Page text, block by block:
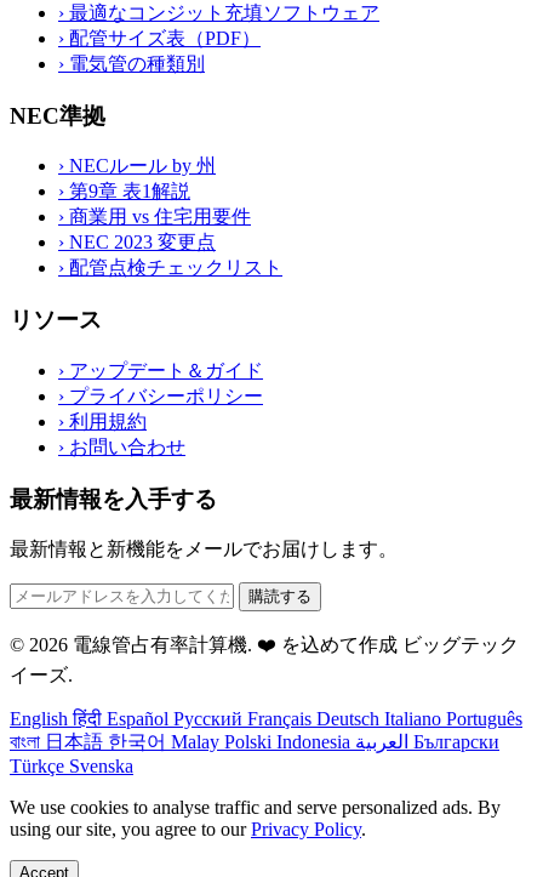
› 最適なコンジット充填ソフトウェア
› 配管サイズ表（PDF）
› 電気管の種類別
NEC準拠
› NECルール by 州
› 第9章 表1解説
› 商業用 vs 住宅用要件
› NEC 2023 変更点
› 配管点検チェックリスト
リソース
› アップデート＆ガイド
› プライバシーポリシー
› 利用規約
› お問い合わせ
最新情報を入手する
最新情報と新機能をメールでお届けします。
購読する
© 2026 電線管占有率計算機. ❤️ を込めて作成 ビッグテック
イーズ.
Englishहिंदी Español Русский Français Deutsch Italiano Português
বাংলা 日本語 한국어 Malay Polski Indonesia
Български
Türkçe Svenska
We use cookies to analyse traffic and serve personalized ads. By
using our site, you agree to ourPrivacy Policy.
Accept